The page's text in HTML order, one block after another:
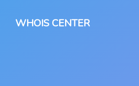
WHOIS CENTER